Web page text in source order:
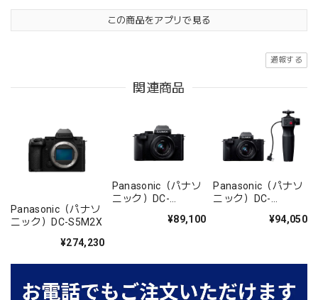
この商品をアプリで見る
通報する
関連商品
Panasonic（パナソ
ニック）DC-S5M2X
¥274,230
Panasonic（パナソ
ニック）DC-
G100D Kキット 標準
¥89,100
Panasonic（パナソ
ニック）DC-
G100D Vキット 標準
¥94,050